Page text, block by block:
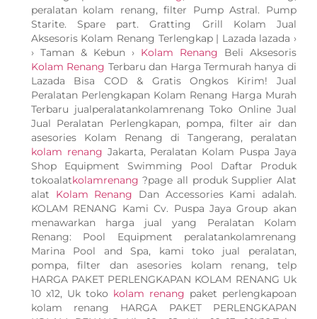
peralatan kolam renang, filter Pump Astral. Pump
Starite. Spare part. Gratting Grill Kolam Jual
Aksesoris Kolam Renang Terlengkap | Lazada lazada ›
› Taman & Kebun ›Kolam Renang Beli Aksesoris
Kolam Renang Terbaru dan Harga Termurah hanya di
Lazada Bisa COD & Gratis Ongkos Kirim! Jual
Peralatan Perlengkapan Kolam Renang Harga Murah
Terbaru jualperalatankolamrenang Toko Online Jual
Jual Peralatan Perlengkapan, pompa, filter air dan
asesories Kolam Renang di Tangerang, peralatan
kolam renang Jakarta, Peralatan Kolam Puspa Jaya
Shop Equipment Swimming Pool Daftar Produk
tokoalatkolamrenang ?page all produk Supplier Alat
alat Kolam Renang Dan Accessories Kami adalah.
KOLAM RENANG Kami Cv. Puspa Jaya Group akan
menawarkan harga jual yang Peralatan Kolam
Renang: Pool Equipment peralatankolamrenang
Marina Pool and Spa, kami toko jual peralatan,
pompa, filter dan asesories kolam renang, telp
HARGA PAKET PERLENGKAPAN KOLAM RENANG Uk
10 x12, Uk toko kolam renang paket perlengkapoan
kolam renang HARGA PAKET PERLENGKAPAN